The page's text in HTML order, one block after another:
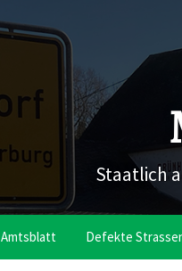
Staatlich
Amtsblatt Defekte